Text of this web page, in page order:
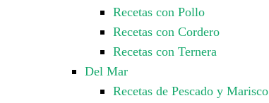
Recetas con Pollo
Recetas con Cordero
Recetas con Ternera
Del Mar
Recetas de Pescado y Marisco